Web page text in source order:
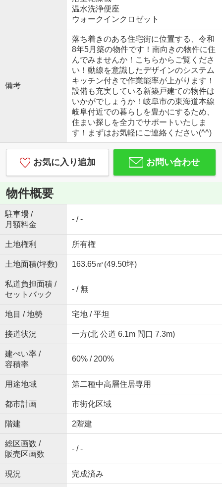
温水洗浄便座
ウォークインクロゼット
備考
落ち着きのある住宅街に位置する、令和
8年5月築の物件です！南向きの物件に住
んでみませんか！こちらからご覧くださ
い！動線を意識したデザインのシステム
キッチン付きで作業能率が上がります！
設備も充実している新築戸建ての物件は
いかがでしょうか！岐阜市の東海道本線
岐阜付近での暮らしを豊かにするため、
住まい探しを全力でサポートいたしま
す！まずはお気軽にご連絡ください(^^)
お気に入り追加 お問い合わせ
物件概要
駐車場 /
月額料金
- / -
土地権利 所有権
土地面積(坪数) 163.65㎡(49.50坪)
私道負担面積 /
セットバック
- / 無
地目 / 地勢 宅地 / 平坦
接道状況 一方(北 公道 6.1m 間口 7.3m)
建ぺい率 /
容積率
60% / 200%
用途地域 第二種中高層住居専用
都市計画 市街化区域
階建 2階建
総区画数 /
販売区画数
- / -
現況 完成済み